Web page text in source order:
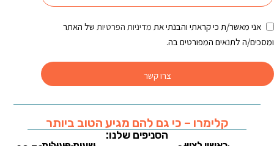
אני מאשר/ת כי קראתי והבנתי את מדיניות הפרטיות של האתר
ומסכים/ה לתנאים המפורטים בה.
צרו קשר
קלימרו – כי גם להם מגיע הטוב ביותר
הסניפים שלנו: